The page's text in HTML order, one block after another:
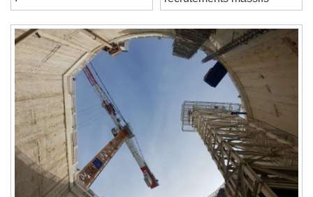
Duration-:-
Loaded:0%
Stream TypeLIVE
Seek to live, currently behind liveLIVE
Remaining Time
1x
Playback Rate
Chapters
Chapters
Descriptions
descriptions off, selected
!
recrutements massifs